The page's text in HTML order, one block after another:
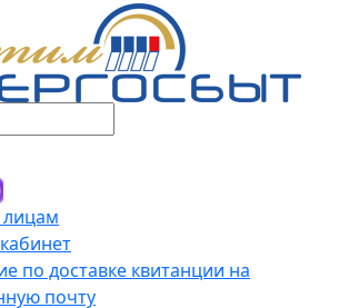
по доставке квитанции на
почту